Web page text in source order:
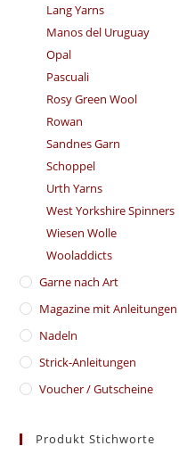
Lang Yarns
Manos del Uruguay
Opal
Pascuali
Rosy Green Wool
Rowan
Sandnes Garn
Schoppel
Urth Yarns
West Yorkshire Spinners
Wiesen Wolle
Wooladdicts
Garne nach Art
Magazine mit Anleitungen
Nadeln
Strick-Anleitungen
Voucher / Gutscheine
Produkt Stichworte